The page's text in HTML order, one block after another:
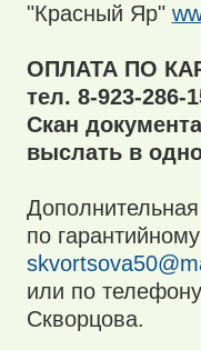
"Красный Яр"
ОПЛАТА ПО
тел. 8-923-286-
Скан
выслать в
по
или по
Скворцова.